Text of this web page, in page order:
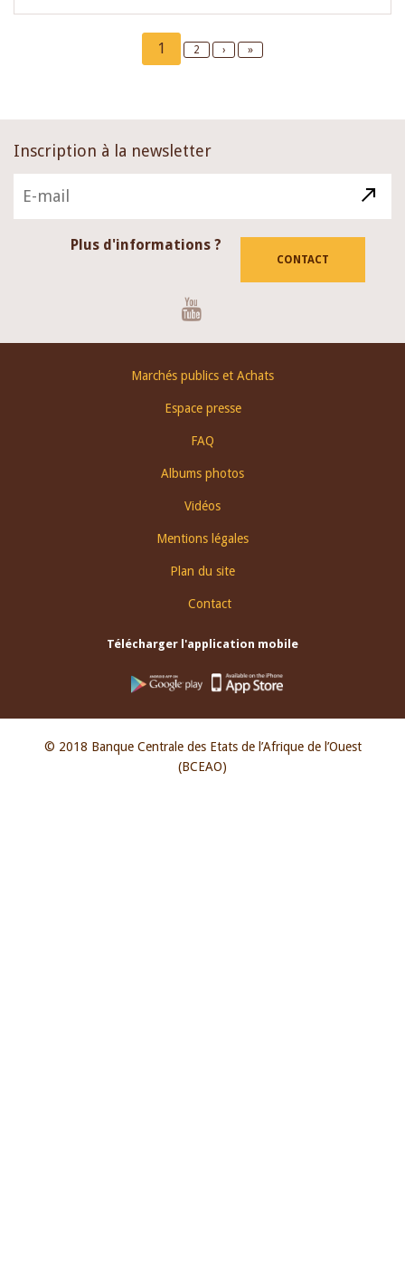
Current
page
1 Page
2
Next
›
Last
»
Inscription à la newsletter
Plus d'informations ?
CONTACT
Marchés publics et Achats
Espace presse
FAQ
Albums photos
Vidéos
Mentions légales
Plan du site
Contact
Télécharger l'application mobile
© 2018 Banque Centrale des Etats de l’Afrique de l’Ouest
(BCEAO)